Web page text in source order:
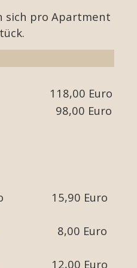
sich pro Apartment
118,00 Euro
98,00 Euro
15,90 Euro
8,00 Euro
12,00 Euro